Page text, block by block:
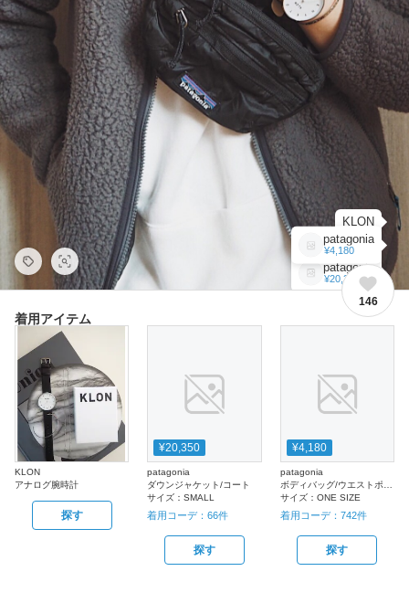
KLON
patagonia
¥20,350
patagonia
¥4,180
146
着用アイテム
KLON
アナログ腕時計
探す
¥20,350
patagonia
ダウンジャケット/コート
サイズ：SMALL
着用コーデ：66件
探す
¥4,180
patagonia
サイズ： ONE SIZE
着用コーデ： 742件
探す